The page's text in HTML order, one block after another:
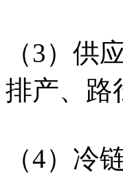
（3）供
排产、路
（4）冷